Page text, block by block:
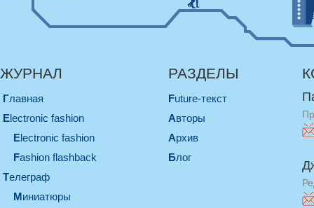
ЖУРНАЛ
Главная
electronic fashion
electronic fashion
Fashion flashback
телеграф
миниатюры
РАЗДЕЛЫ
Future-текст
Авторы
Архив
Блог